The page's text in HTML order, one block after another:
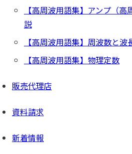
【高周波用語集】アンプ（
説
【高周波用語集】周波数と波
【高周波用語集】物理定数
販売代理店
資料請求
新着情報